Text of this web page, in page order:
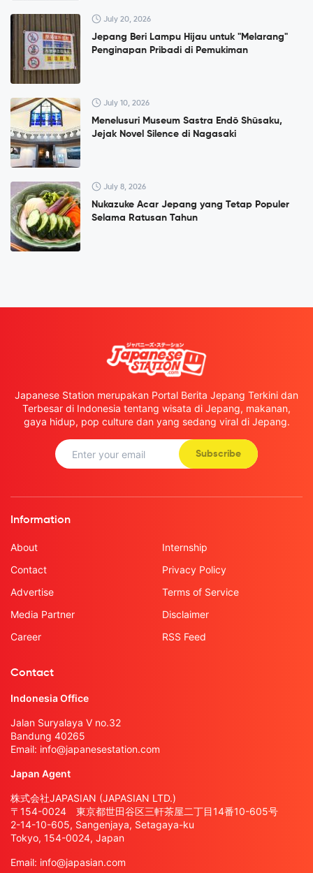
July 20, 2026
Jepang Beri Lampu Hijau untuk "Melarang"
Penginapan Pribadi di Pemukiman
July 10, 2026
Menelusuri Museum Sastra Endō Shūsaku,
Jejak Novel Silence di Nagasaki
July 8, 2026
Nukazuke Acar Jepang yang Tetap Populer
Selama Ratusan Tahun
Japanese Station merupakan Portal Berita Jepang Terkini dan
Terbesar di Indonesia tentang wisata di Jepang, makanan,
gaya hidup, pop culture dan yang sedang viral di Jepang.
Subscribe
Information
About
Contact
Advertise
Media Partner
Career
Internship
Privacy Policy
Terms of Service
Disclaimer
RSS Feed
Contact
Indonesia Office
Jalan Suryalaya V no.32
Bandung 40265
Email: info@japanesestation.com
Japan Agent
株式会社JAPASIAN (JAPASIAN LTD.)
〒154-0024 東京都世田谷区三軒茶屋二丁目14番10-605号
2-14-10-605, Sangenjaya, Setagaya-ku
Tokyo, 154-0024, Japan
Email: info@japasian.com